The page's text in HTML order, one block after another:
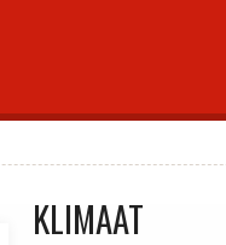
KLIMAAT